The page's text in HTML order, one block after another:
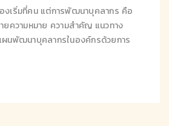
งเริ่มที่คน แต่การพัฒนาบุคลากร คือ
ยความหมาย ความสำคัญ แนวทาง
นพัฒนาบุคลากรในองค์กรด้วยการ